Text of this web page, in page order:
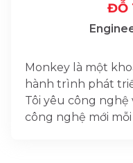
ĐỖ
Monkey là một
hành trình phát
Tôi yêu công
công nghệ mới